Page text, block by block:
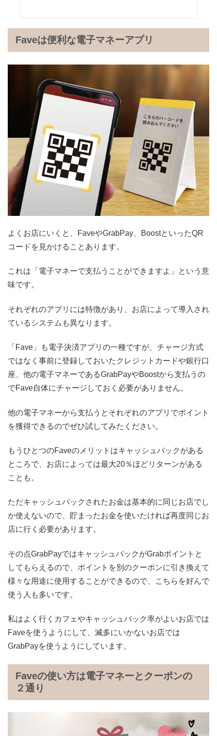
Faveは便利な電子マネーアプリ
よくお店にいくと、FaveやGrabPay、BoostといったQR
コードを見かけることあります。
これは「電子マネーで支払うことができますよ」という意
味です。
それぞれのアプリには特徴があり、お店によって導入され
ているシステムも異なります。
「Fave」も電子決済アプリの一種ですが、チャージ方式
ではなく事前に登録しておいたクレジットカードや銀行口
座、他の電子マネーであるGrabPayやBoostから支払うの
でFave自体にチャージしておく必要がありません。
他の電子マネーから支払うとそれぞれのアプリでポイント
を獲得できるのでぜひ試してみたください。
もうひとつのFaveのメリットはキャッシュバックがある
ところで、お店によっては最大20％ほどリターンがある
ことも。
ただキャッシュバックされたお金は基本的に同じお店でし
か使えないので、貯まったお金を使いたければ再度同じお
店に行く必要があります。
その点GrabPayではキャッシュバックがGrabポイントと
してもらえるので、ポイントを別のクーポンに引き換えて
様々な用途に使用することができるので、こちらを好んで
使う人も多いです。
私はよく行くカフェやキャッシュバック率がよいお店では
Faveを使うようにして、滅多にいかないお店では
GrabPayを使うようにしています。
Faveの使い方は電子マネーとクーポンの
２通り